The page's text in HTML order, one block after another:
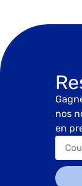
nos
en